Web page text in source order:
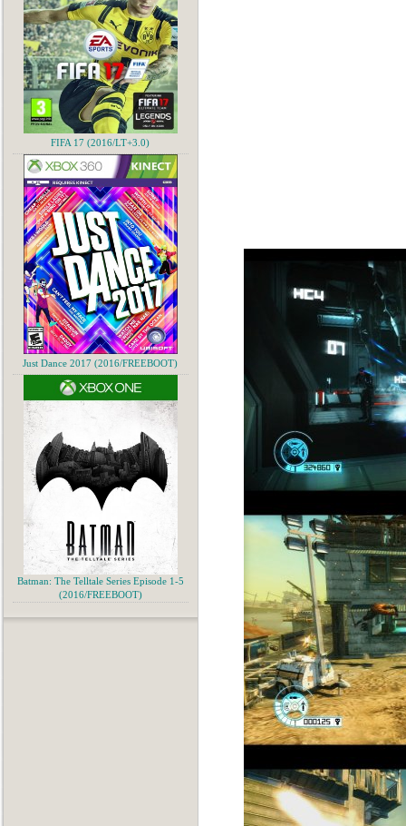
FIFA 17 (2016/LT+3.0)
Just Dance 2017 (2016/FREEBOOT)
Batman: The Telltale Series Episode 1-5
(2016/FREEBOOT)